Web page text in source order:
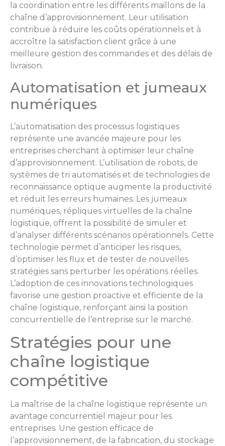
la coordination entre les différents maillons de la
chaîne d’approvisionnement. Leur utilisation
contribue à réduire les coûts opérationnels et à
accroître la satisfaction client grâce à une
meilleure gestion des commandes et des délais de
livraison.
Automatisation et jumeaux
numériques
L’automatisation des processus logistiques
représente une avancée majeure pour les
entreprises cherchant à optimiser leur chaîne
d’approvisionnement. L’utilisation de robots, de
systèmes de tri automatisés et de technologies de
reconnaissance optique augmente la productivité
et réduit les erreurs humaines. Les jumeaux
numériques, répliques virtuelles de la chaîne
logistique, offrent la possibilité de simuler et
d’analyser différents scénarios opérationnels. Cette
technologie permet d’anticiper les risques,
d’optimiser les flux et de tester de nouvelles
stratégies sans perturber les opérations réelles.
L’adoption de ces innovations technologiques
favorise une gestion proactive et efficiente de la
chaîne logistique, renforçant ainsi la position
concurrentielle de l’entreprise sur le marché.
Stratégies pour une
chaîne logistique
compétitive
La maîtrise de la chaîne logistique représente un
avantage concurrentiel majeur pour les
entreprises. Une gestion efficace de
l’approvisionnement, de la fabrication, du stockage